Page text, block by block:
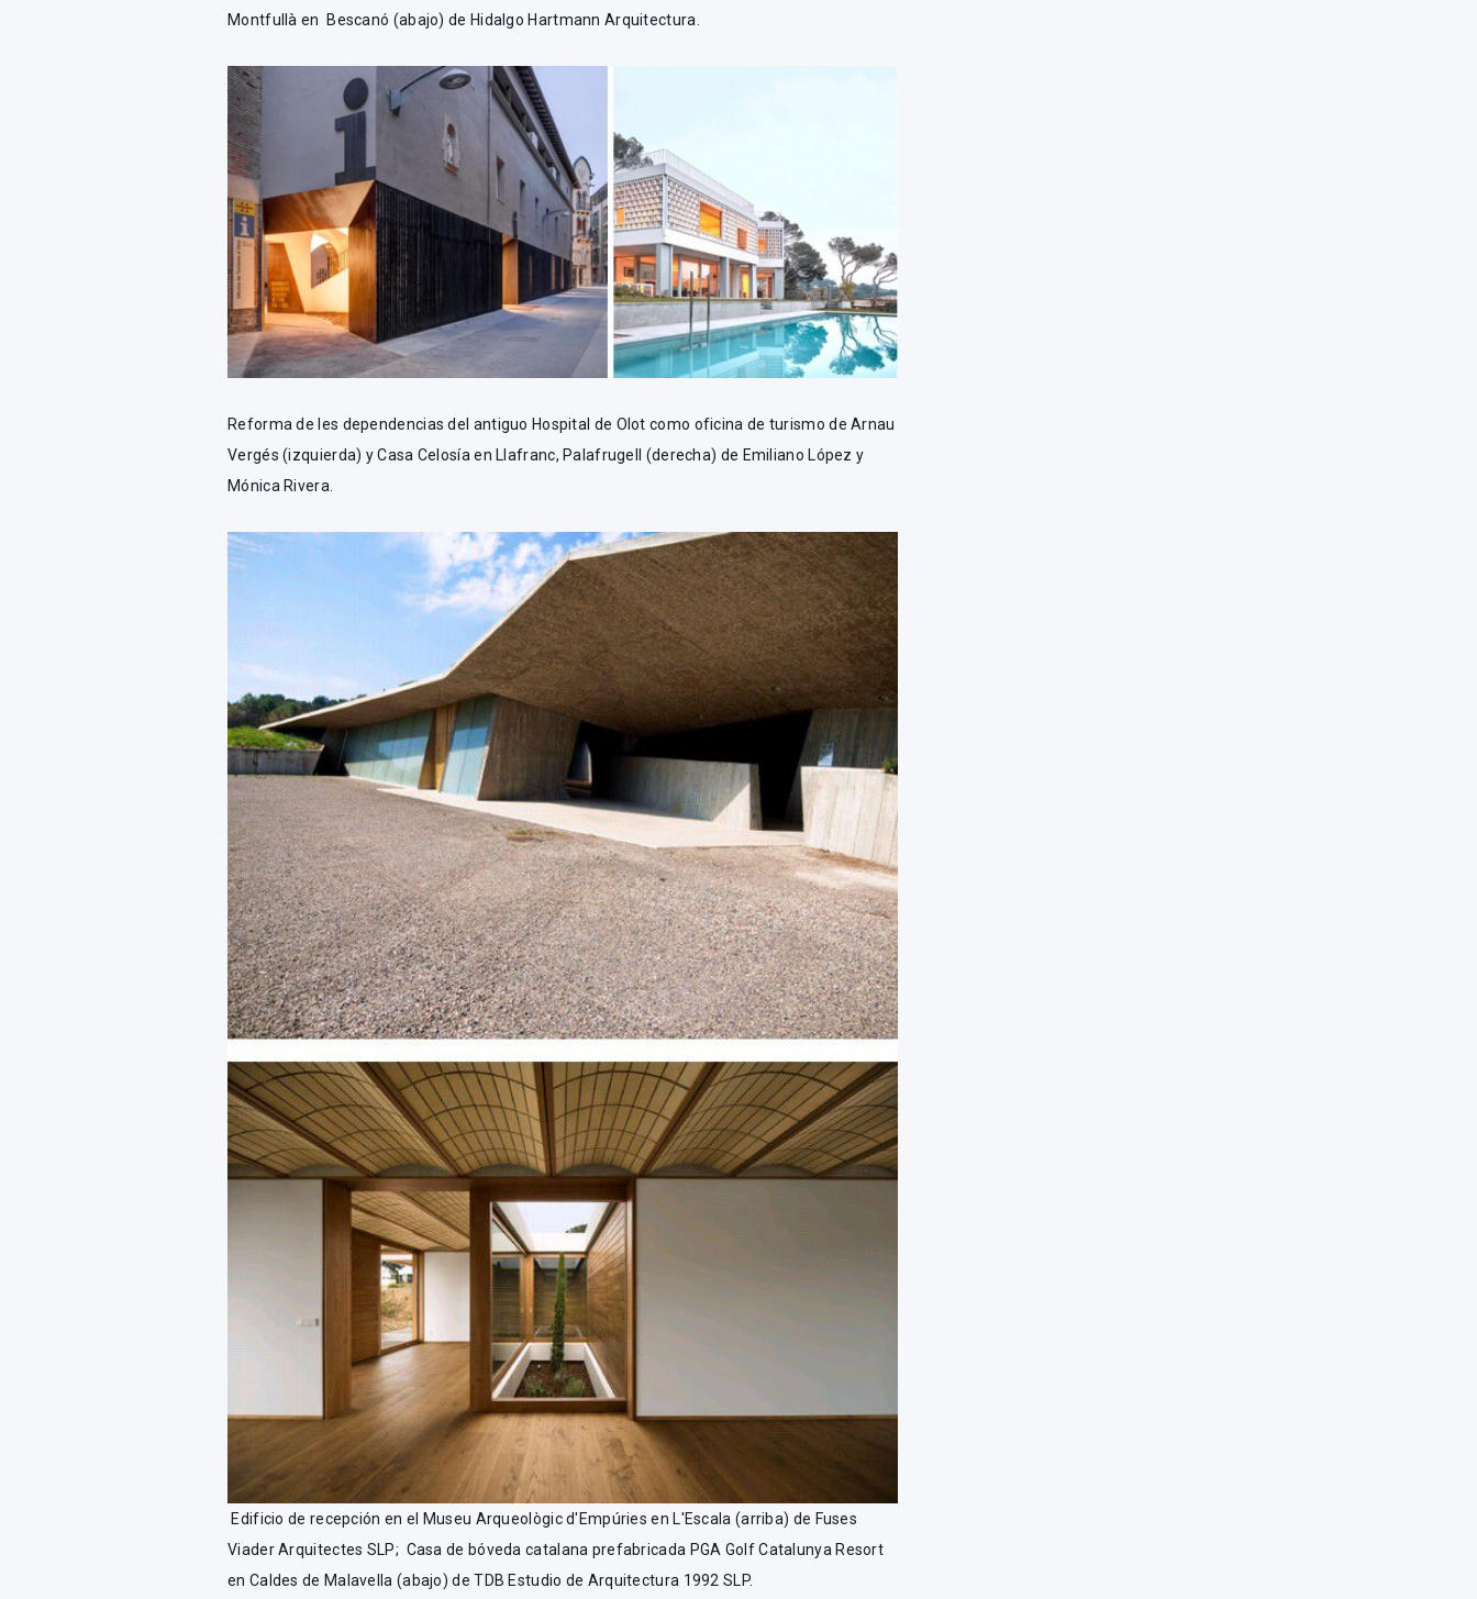
Montfullà en Bescanó (abajo) de Hidalgo Hartmann Arquitectura.
Reforma de les dependencias del antiguo Hospital de Olot como oficina de turismo de Arnau
Vergés (izquierda) y Casa Celosía en Llafranc, Palafrugell (derecha) de Emiliano López y
Mónica Rivera.
Edificio de recepción en el Museu Arqueològic d'Empúries en L'Escala (arriba) de Fuses
Viader Arquitectes SLP; Casa de bóveda catalana prefabricada PGA Golf Catalunya Resort
en Caldes de Malavella (abajo) de TDB Estudio de Arquitectura 1992 SLP.